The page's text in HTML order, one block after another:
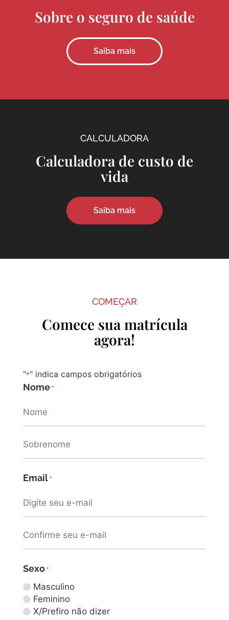
Sobre o seguro de saúde
Saiba mais
CALCULADORA
Calculadora de custo de
vida
Saiba mais
COMEÇAR
Comece sua matrícula
agora!
"*" indica campos obrigatórios
Nome *
Email *
Sexo *
Masculino
Feminino
X/Prefiro não dizer